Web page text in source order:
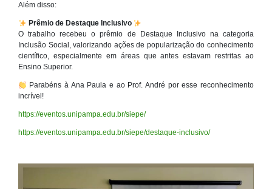
Além disso:
Prêmio de Destaque Inclusivo
O trabalho recebeu o prêmio de Destaque Inclusivo na categoria
Inclusão Social, valorizando ações de popularização do conhecimento
científico, especialmente em áreas que antes estavam restritas ao
Ensino Superior.
Parabéns à Ana Paula e ao Prof. André por esse reconhecimento
incrível!
https://eventos.unipampa.edu.br/siepe/
https://eventos.unipampa.edu.br/siepe/destaque-inclusivo/